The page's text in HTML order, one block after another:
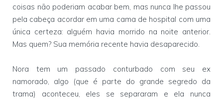
coisas não poderiam acabar bem, mas nunca lhe passou
pela cabeça acordar em uma cama de hospital com uma
única certeza: alguém havia morrido na noite anterior.
Mas quem? Sua memória recente havia desaparecido.
Nora tem um passado conturbado com seu ex
namorado, algo (que é parte do grande segredo da
trama) aconteceu, eles se separaram e ela nunca